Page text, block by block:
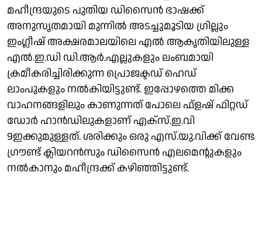
മഹീന്ദ്രയുടെ പുതിയ ഡിസൈന്‍ ഭാഷക്ക്
അനുസൃതമായി മുന്നില്‍ അടച്ചുമൂടിയ ഗ്രില്ലും
ഇംഗ്ലീഷ് അക്ഷരമാലയിലെ എല്‍ ആകൃതിയിലുള്ള
എല്‍.ഇ.ഡി ഡി.ആര്‍.എല്ലുകളും ലംബമായി
ക്രമീകരിച്ചിരിക്കുന്ന പ്രൊജക്ടഡ് ഹെഡ്
ലാംപുകളും നല്‍കിയിട്ടുണ്ട്. ഇപ്പോഴത്തെ മിക്ക
വാഹനങ്ങളിലും കാണുന്നത് പോലെ ഫ്‌ളഷ് ഫിറ്റഡ്
ഡോര്‍ ഹാന്‍ഡിലുകളാണ് എക്‌സ്.ഇ.വി
9ഇക്കുമുള്ളത്. ശരിക്കും ഒരു എസ്.യു.വിക്ക് വേണ്ട
ഗ്രൗണ്ട് ക്ലിയറന്‍സും ഡിസൈന്‍ എലമെന്റുകളും
നല്‍കാനും മഹീന്ദ്രക്ക് കഴിഞ്ഞിട്ടുണ്ട്.